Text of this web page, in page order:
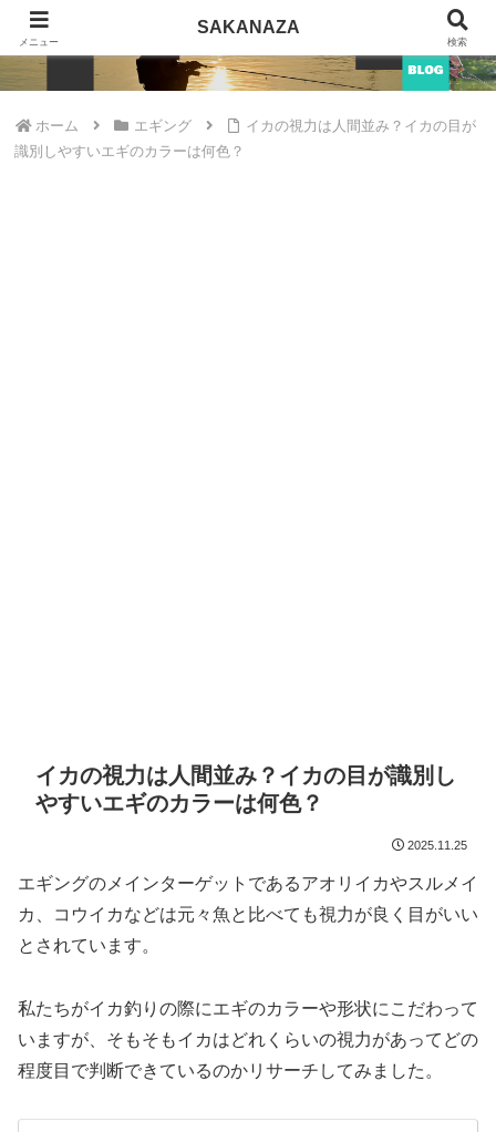
SAKANAZA
ホーム エギング
イカの視力は人間並み？イカの目が
識別しやすいエギのカラーは何色？
イカの視力は人間並み？イカの目が識別し
やすいエギのカラーは何色？
2025.11.25
エギングのメインターゲットであるアオリイカやスルメイ
カ、コウイカなどは元々魚と比べても視力が良く目がいい
とされています。
私たちがイカ釣りの際にエギのカラーや形状にこだわって
いますが、そもそもイカはどれくらいの視力があってどの
程度目で判断できているのかリサーチしてみました。
メニュー
SAKANAZA
検索